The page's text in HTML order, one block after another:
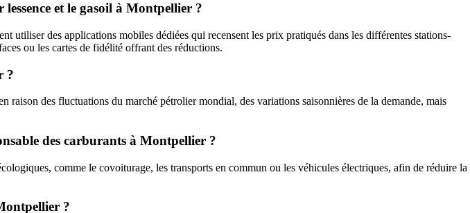
et le gasoil à Montpellier ?
utiliser des applications mobiles dédiées qui recensent les prix pratiqués dans les différentes stations-
ou les cartes de fidélité offrant des réductions.
?
des fluctuations du marché pétrolier mondial, des variations saisonnières de la demande, mais
des carburants à Montpellier ?
comme le covoiturage, les transports en commun ou les véhicules électriques, afin de réduire la
?